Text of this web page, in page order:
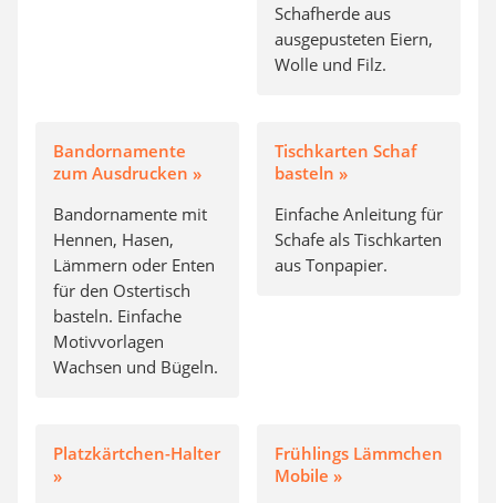
Schafherde aus
ausgepusteten Eiern,
Wolle und Filz.
Bandornamente
zum Ausdrucken »
Bandornamente mit
Hennen, Hasen,
Lämmern oder Enten
für den Ostertisch
basteln. Einfache
Motivvorlagen
Wachsen und Bügeln.
Tischkarten Schaf
basteln »
Einfache Anleitung für
Schafe als Tischkarten
aus Tonpapier.
Platzkärtchen-Halter
»
Frühlings Lämmchen
Mobile »